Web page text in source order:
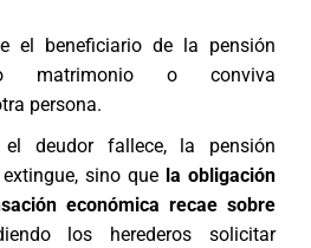
el beneficiario de la pensión
matrimonio o conviva
persona.
deudor fallece, la pensión
sino que la obligación
económica recae sobre
los herederos solicitar